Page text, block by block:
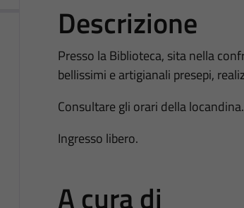
Descrizione
Presso la Biblioteca, sita nella
bellissimi e artigianali presepi,
Consultare gli orari della locandina.
Ingresso libero.
A cura di